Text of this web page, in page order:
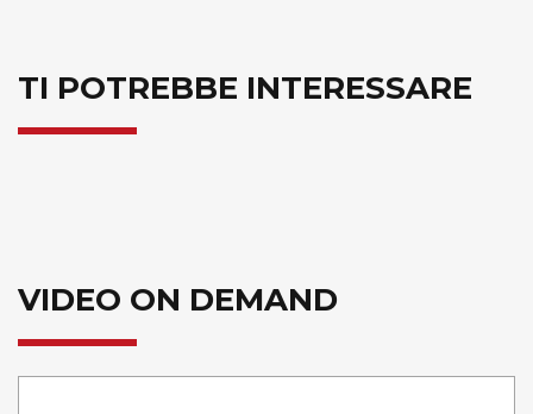
TI POTREBBE INTERESSARE
VIDEO ON DEMAND